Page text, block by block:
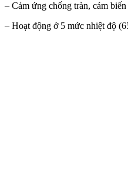
– Cảm ứng chống tràn, cám
– Hoạt động ở 5 mức nhiệt độ